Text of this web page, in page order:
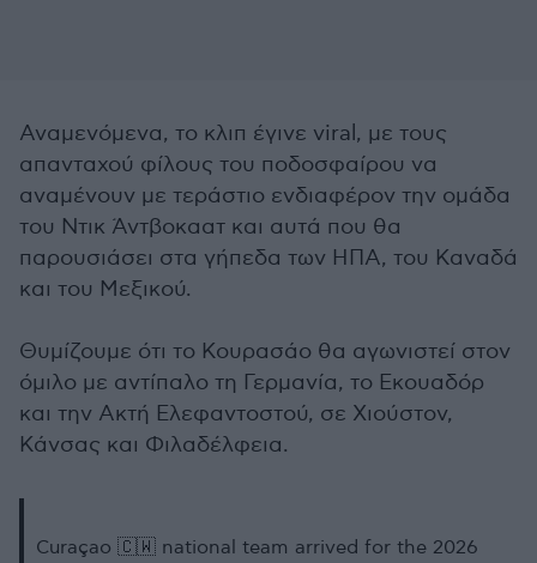
Αναμενόμενα, το κλιπ έγινε viral, με τους
απανταχού φίλους του ποδοσφαίρου να
αναμένουν με τεράστιο ενδιαφέρον την ομάδα
του Ντικ Άντβοκαατ και αυτά που θα
παρουσιάσει στα γήπεδα των ΗΠΑ, του Καναδά
και του Μεξικού.
Θυμίζουμε ότι το Κουρασάο θα αγωνιστεί στον
όμιλο με αντίπαλο τη Γερμανία, το Εκουαδόρ
και την Ακτή Ελεφαντοστού, σε Χιούστον,
Κάνσας και Φιλαδέλφεια.
Curaçao 🇨🇼 national team arrived for the 2026